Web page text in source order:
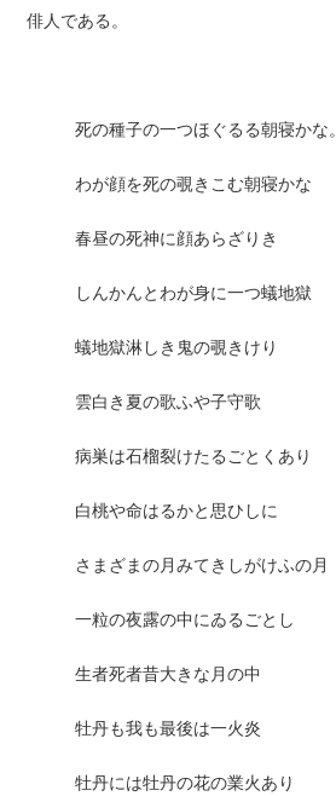
俳人である。
死の種子の一つほぐるる朝寝かな。
わが顔を死の覗きこむ朝寝かな
春昼の死神に顔あらざりき
しんかんとわが身に一つ蟻地獄
蟻地獄淋しき鬼の覗きけり
雲白き夏の歌ふや子守歌
病巣は石榴裂けたるごとくあり
白桃や命はるかと思ひしに
さまざまの月みてきしがけふの月
一粒の夜露の中にゐるごとし
生者死者昔大きな月の中
牡丹も我も最後は一火炎
牡丹には牡丹の花の業火あり